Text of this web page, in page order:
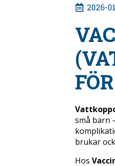
2026-
små barn
brukar
Hos